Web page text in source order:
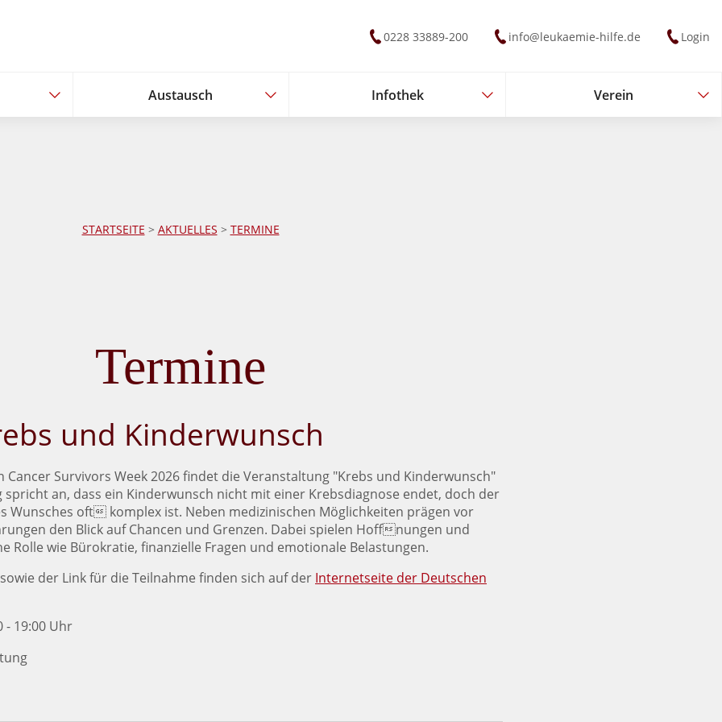
0228 33889-200 info@leukaemie-hilfe.de Login
Austausch
Austausch Infothek
Infothek Verein
Verein
STARTSEITE > AKTUELLES > TERMINE
Termine
und Kinderwunsch
Cancer Survivors Week 2026 findet die Veranstaltung "Krebs und Kinderwunsch"
an, dass ein Kinderwunsch nicht mit einer Krebsdiagnose endet, doch der
Wunsches oft komplex ist. Neben medizinischen Möglichkeiten prägen vor
den Blick auf Chancen und Grenzen. Dabei spielen Hoffnungen und
Rolle wie Bürokratie, finanzielle Fragen und emotionale Belastungen.
der Link für die Teilnahme finden sich auf der Internetseite der Deutschen
- 19:00 Uhr